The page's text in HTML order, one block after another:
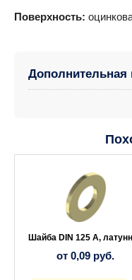
Поверхность:
Шайба DIN 125 А,
от0,09 руб.
несколько
вариаций.
выбрать
странице